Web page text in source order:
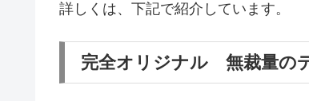
詳しくは、下記で紹介しています。
完全オリジナル 無裁量の